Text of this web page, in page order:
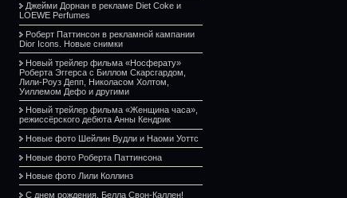
Джейми Дорнан в рекламе Diet Coke и
LOEWE Perfumes
Роберт Паттинсон в рекламной кампании
Dior Icons. Новые снимки
Новый трейлер фильма «Носферату»
Роберта Эггерса с Биллом Скарсгардом,
Лили-Роуз Депп, Николасом Холтом,
Уиллемом Дефо и другими
Новый трейлер фильма «Женщина часа»,
режиссёрского дебюта Анны Кендрик
Новые фото Шейлин Вудли и Наоми Уоттс
Новые фото Роберта Паттинсона
Новые фото Лили Коллинз
С днем рождения, Белла Свон-Каллен!